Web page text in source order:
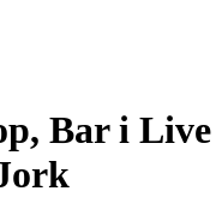
Bar i Live